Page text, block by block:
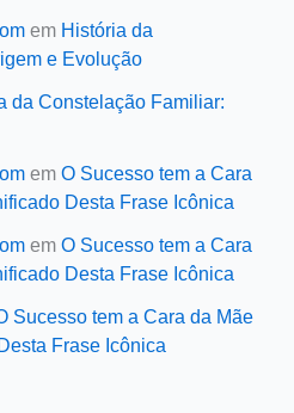
em História da
e Evolução
da Constelação Familiar:
em O Sucesso tem a Cara
Desta Frase Icônica
em O Sucesso tem a Cara
Desta Frase Icônica
Sucesso tem a Cara da Mãe
Frase Icônica